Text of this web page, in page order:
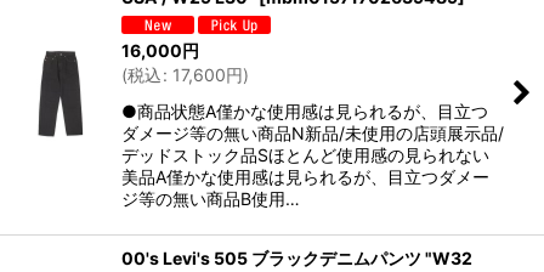
16,000円
(税込: 17,600円)
●商品状態A僅かな使用感は見られるが、目立つ
ダメージ等の無い商品N新品/未使用の店頭展示品/
デッドストック品Sほとんど使用感の見られない
美品A僅かな使用感は見られるが、目立つダメー
ジ等の無い商品B使用…
00's Levi's 505 ブラックデニムパンツ "W32